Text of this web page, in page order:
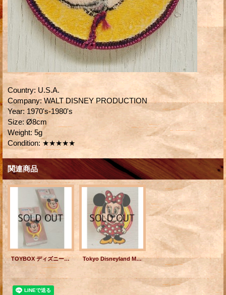
Country: U.S.A.
Company: WALT DISNEY PRODUCTION
Year: 1970's-1980's
Size: Ø8cm
Weight: 5g
Condition: ★★★★★
関連商品
TOYBOX ディズニーキャラクター MICKEY MOUSE(ミッキーマウス) クリッピー Tokyo Disneyland MINNIE MOUSE(ミニーマウス) クリッピー